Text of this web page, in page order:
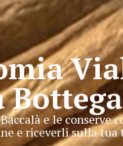
e le conserve
e riceverli sulla tua